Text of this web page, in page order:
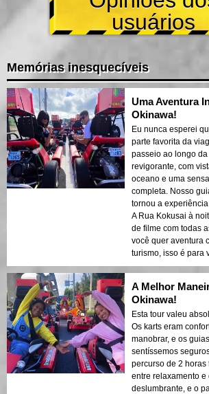
usuários
Memórias inesquecíveis
Uma Aventura
Okinawa!
Eu nunca esperei
parte favorita da
passeio ao longo
revigorante, com
oceano e uma
completa. Nosso
tornou a
A Rua Kokusai à
de filme com todas
você quer aventura
turismo, isso é para
A Melhor
Okinawa!
Esta tour valeu
Os karts eram
manobrar, e os
sentíssemos
percurso de 2
entre relaxamento
deslumbrante, e o